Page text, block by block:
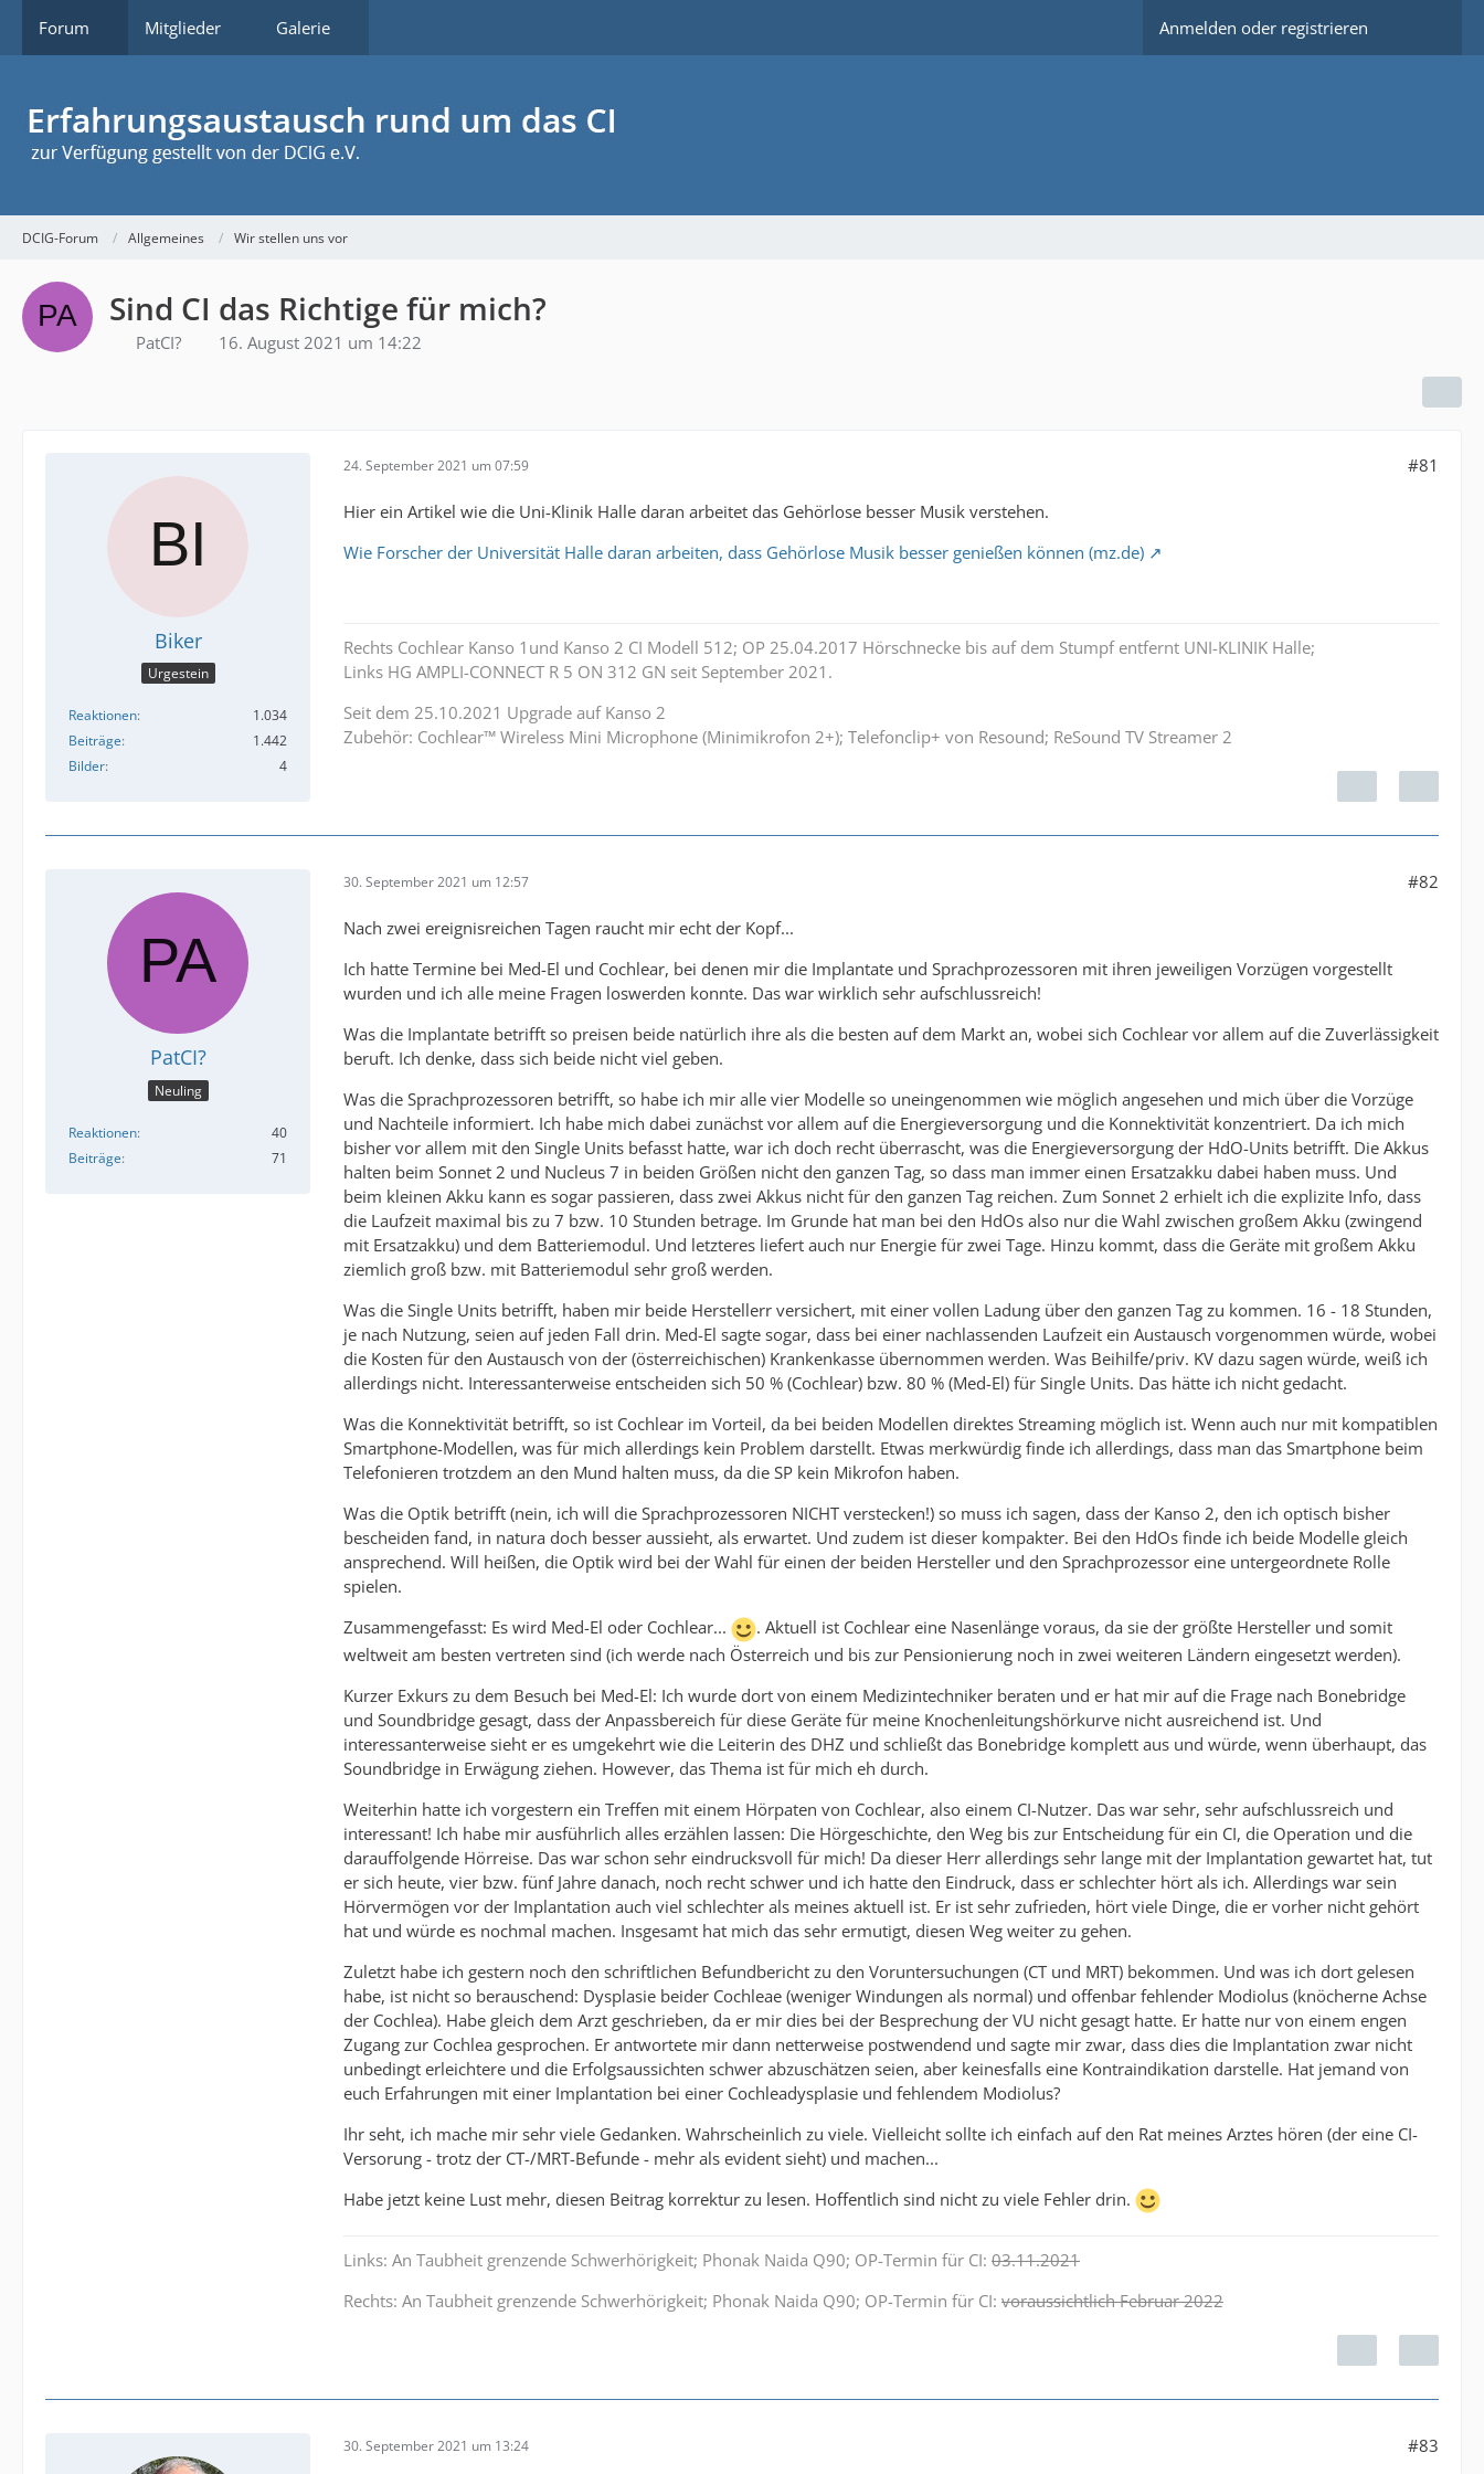
Forum Mitglieder Galerie Anmelden oder registrieren
DCIG-Forum Allgemeines Wir stellen uns vor
Sind CI das Richtige für mich?
PatCI? 16. August 2021 um 14:22
Biker
Urgestein
Reaktionen
1.034
Beiträge
1.442
Bilder
4
24. September 2021 um 07:59 #81
Hier ein Artikel wie die Uni-Klinik Halle daran arbeitet das Gehörlose besser Musik verstehen.
Wie Forscher der Universität Halle daran arbeiten, dass Gehörlose Musik besser genießen können (mz.de)
Rechts Cochlear Kanso 1und Kanso 2 CI Modell 512; OP 25.04.2017 Hörschnecke bis auf dem Stumpf entfernt UNI-KLINIK Halle;
Links HG AMPLI-CONNECT R 5 ON 312 GN seit September 2021.
Seit dem 25.10.2021 Upgrade auf Kanso 2
Zubehör: Cochlear™ Wireless Mini Microphone (Minimikrofon 2+); Telefonclip+ von Resound; ReSound TV Streamer 2
PatCI?
Neuling
Reaktionen
40
Beiträge
71
30. September 2021 um 12:57 #82
Nach zwei ereignisreichen Tagen raucht mir echt der Kopf...
Ich hatte Termine bei Med-El und Cochlear, bei denen mir die Implantate und Sprachprozessoren mit ihren jeweiligen Vorzügen vorgestellt
wurden und ich alle meine Fragen loswerden konnte. Das war wirklich sehr aufschlussreich!
Was die Implantate betrifft so preisen beide natürlich ihre als die besten auf dem Markt an, wobei sich Cochlear vor allem auf die Zuverlässigkeit
beruft. Ich denke, dass sich beide nicht viel geben.
Was die Sprachprozessoren betrifft, so habe ich mir alle vier Modelle so uneingenommen wie möglich angesehen und mich über die Vorzüge
und Nachteile informiert. Ich habe mich dabei zunächst vor allem auf die Energieversorgung und die Konnektivität konzentriert. Da ich mich
bisher vor allem mit den Single Units befasst hatte, war ich doch recht überrascht, was die Energieversorgung der HdO-Units betrifft. Die Akkus
halten beim Sonnet 2 und Nucleus 7 in beiden Größen nicht den ganzen Tag, so dass man immer einen Ersatzakku dabei haben muss. Und
beim kleinen Akku kann es sogar passieren, dass zwei Akkus nicht für den ganzen Tag reichen. Zum Sonnet 2 erhielt ich die explizite Info, dass
die Laufzeit maximal bis zu 7 bzw. 10 Stunden betrage. Im Grunde hat man bei den HdOs also nur die Wahl zwischen großem Akku (zwingend
mit Ersatzakku) und dem Batteriemodul. Und letzteres liefert auch nur Energie für zwei Tage. Hinzu kommt, dass die Geräte mit großem Akku
ziemlich groß bzw. mit Batteriemodul sehr groß werden.
Was die Single Units betrifft, haben mir beide Herstellerr versichert, mit einer vollen Ladung über den ganzen Tag zu kommen. 16 - 18 Stunden,
je nach Nutzung, seien auf jeden Fall drin. Med-El sagte sogar, dass bei einer nachlassenden Laufzeit ein Austausch vorgenommen würde, wobei
die Kosten für den Austausch von der (österreichischen) Krankenkasse übernommen werden. Was Beihilfe/priv. KV dazu sagen würde, weiß ich
allerdings nicht. Interessanterweise entscheiden sich 50 % (Cochlear) bzw. 80 % (Med-El) für Single Units. Das hätte ich nicht gedacht.
Was die Konnektivität betrifft, so ist Cochlear im Vorteil, da bei beiden Modellen direktes Streaming möglich ist. Wenn auch nur mit kompatiblen
Smartphone-Modellen, was für mich allerdings kein Problem darstellt. Etwas merkwürdig finde ich allerdings, dass man das Smartphone beim
Telefonieren trotzdem an den Mund halten muss, da die SP kein Mikrofon haben.
Was die Optik betrifft (nein, ich will die Sprachprozessoren NICHT verstecken!) so muss ich sagen, dass der Kanso 2, den ich optisch bisher
bescheiden fand, in natura doch besser aussieht, als erwartet. Und zudem ist dieser kompakter. Bei den HdOs finde ich beide Modelle gleich
ansprechend. Will heißen, die Optik wird bei der Wahl für einen der beiden Hersteller und den Sprachprozessor eine untergeordnete Rolle
spielen.
Zusammengefasst: Es wird Med-El oder Cochlear...
. Aktuell ist Cochlear eine Nasenlänge voraus, da sie der größte Hersteller und somit
weltweit am besten vertreten sind (ich werde nach Österreich und bis zur Pensionierung noch in zwei weiteren Ländern eingesetzt werden).
Kurzer Exkurs zu dem Besuch bei Med-El: Ich wurde dort von einem Medizintechniker beraten und er hat mir auf die Frage nach Bonebridge
und Soundbridge gesagt, dass der Anpassbereich für diese Geräte für meine Knochenleitungshörkurve nicht ausreichend ist. Und
interessanterweise sieht er es umgekehrt wie die Leiterin des DHZ und schließt das Bonebridge komplett aus und würde, wenn überhaupt, das
Soundbridge in Erwägung ziehen. However, das Thema ist für mich eh durch.
Weiterhin hatte ich vorgestern ein Treffen mit einem Hörpaten von Cochlear, also einem CI-Nutzer. Das war sehr, sehr aufschlussreich und
interessant! Ich habe mir ausführlich alles erzählen lassen: Die Hörgeschichte, den Weg bis zur Entscheidung für ein CI, die Operation und die
darauffolgende Hörreise. Das war schon sehr eindrucksvoll für mich! Da dieser Herr allerdings sehr lange mit der Implantation gewartet hat, tut
er sich heute, vier bzw. fünf Jahre danach, noch recht schwer und ich hatte den Eindruck, dass er schlechter hört als ich. Allerdings war sein
Hörvermögen vor der Implantation auch viel schlechter als meines aktuell ist. Er ist sehr zufrieden, hört viele Dinge, die er vorher nicht gehört
hat und würde es nochmal machen. Insgesamt hat mich das sehr ermutigt, diesen Weg weiter zu gehen.
Zuletzt habe ich gestern noch den schriftlichen Befundbericht zu den Voruntersuchungen (CT und MRT) bekommen. Und was ich dort gelesen
habe, ist nicht so berauschend: Dysplasie beider Cochleae (weniger Windungen als normal) und offenbar fehlender Modiolus (knöcherne Achse
der Cochlea). Habe gleich dem Arzt geschrieben, da er mir dies bei der Besprechung der VU nicht gesagt hatte. Er hatte nur von einem engen
Zugang zur Cochlea gesprochen. Er antwortete mir dann netterweise postwendend und sagte mir zwar, dass dies die Implantation zwar nicht
unbedingt erleichtere und die Erfolgsaussichten schwer abzuschätzen seien, aber keinesfalls eine Kontraindikation darstelle. Hat jemand von
euch Erfahrungen mit einer Implantation bei einer Cochleadysplasie und fehlendem Modiolus?
Ihr seht, ich mache mir sehr viele Gedanken. Wahrscheinlich zu viele. Vielleicht sollte ich einfach auf den Rat meines Arztes hören (der eine CI-
Versorung - trotz der CT-/MRT-Befunde - mehr als evident sieht) und machen...
Habe jetzt keine Lust mehr, diesen Beitrag korrektur zu lesen. Hoffentlich sind nicht zu viele Fehler drin.
Links: An Taubheit grenzende Schwerhörigkeit; Phonak Naida Q90; OP-Termin für CI: 03.11.2021
Rechts: An Taubheit grenzende Schwerhörigkeit; Phonak Naida Q90; OP-Termin für CI: voraussichtlich Februar 2022
30. September 2021 um 13:24 #83